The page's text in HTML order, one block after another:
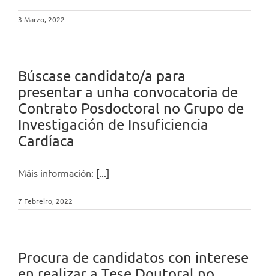
3 Marzo, 2022
Búscase candidato/a para
presentar a unha convocatoria de
Contrato Posdoctoral no Grupo de
Investigación de Insuficiencia
Cardíaca
Máis información: [...]
7 Febreiro, 2022
Procura de candidatos con interese